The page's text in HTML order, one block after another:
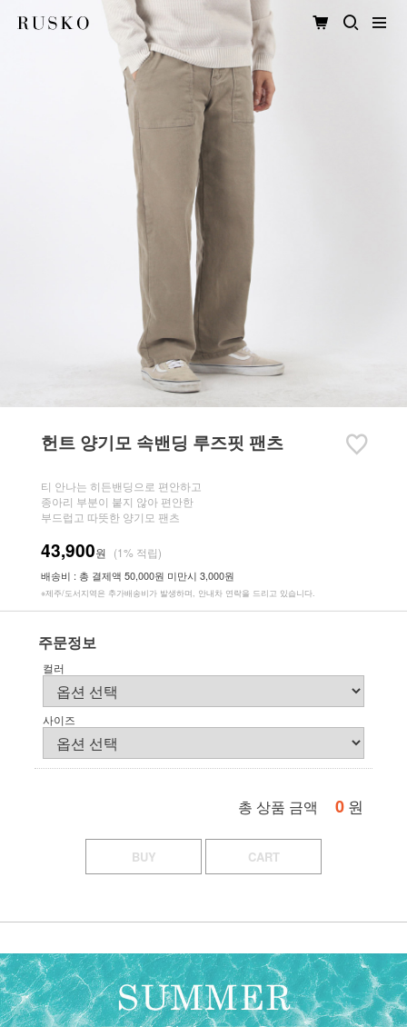
헌트 양기모 속밴딩 루즈핏 팬츠
티 안나는 히든밴딩으로 편안하고
종아리 부분이 붙지 않아 편안한
부드럽고 따뜻한 양기모 팬츠
43,900원 (1% 적립)
배송비 : 총 결제액 50,000원 미만시 3,000원
※제주/도서지역은 추가배송비가 발생하며, 안내차 연락을 드리고 있습니다.
주문정보
컬러
사이즈
총 상품 금액 0 원
BUY CART